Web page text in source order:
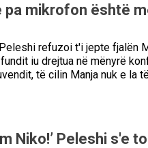
pa mikrofon është
refuzoi t'i jepte fjalën
iu drejtua në mënyrë
të cilin Manja nuk e la
Niko!’ Peleshi s'e